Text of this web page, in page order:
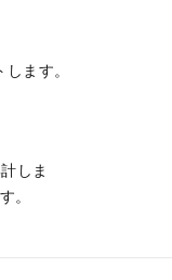
ます。
しま
。